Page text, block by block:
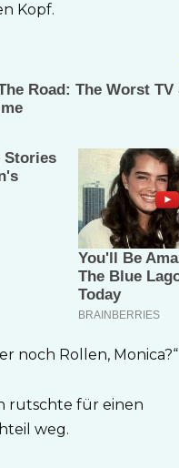
Kopf.
noch Rollen, Monica?“
rutschte für einen
weg.